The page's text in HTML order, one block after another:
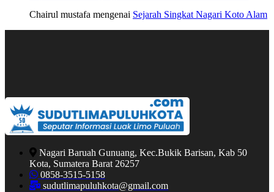
Chairul mustafa mengenai Sejarah Singkat Nagari Koto Alam
Nagari Baruah Gunuang, Kec.Bukik Barisan, Kab 50
Kota, Sumatera Barat 26257
0858-3515-5158
sudutlimapuluhkota@gmail.com